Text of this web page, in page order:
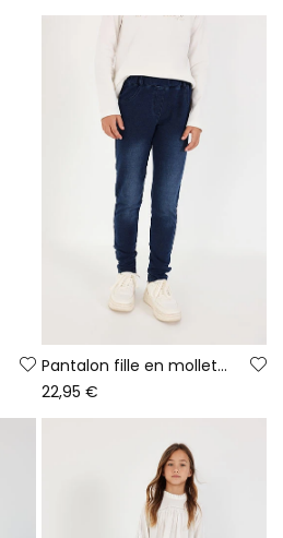
Pantalon fille en molleton denim bleu
22,95 €